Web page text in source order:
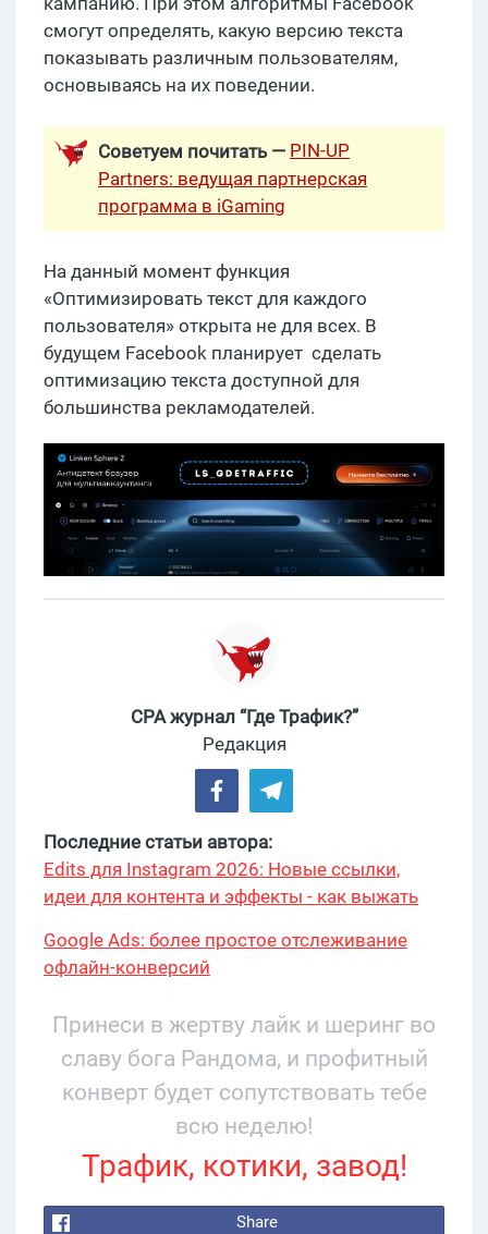
смогут определять, какую версию текста
показывать различным пользователям,
основываясь на их поведении.
Советуем почитать — PIN-UP
Partners: ведущая партнерская
программа в iGaming
На данный момент функция
«Оптимизировать текст для каждого
пользователя» открыта не для всех. В
будущем Facebook планирует сделать
оптимизацию текста доступной для
большинства рекламодателей.
CPA журнал “Где Трафик?”
Редакция
Последние статьи автора:
Edits для Instagram 2026: Новые ссылки,
идеи для контента и эффекты - как выжать
Google Ads: более простое отслеживание
офлайн-конверсий
Принеси в жертву лайк и шеринг во
славу бога Рандома, и профитный
конверт будет сопутствовать тебе
всю неделю!
Трафик, котики, завод!
Share